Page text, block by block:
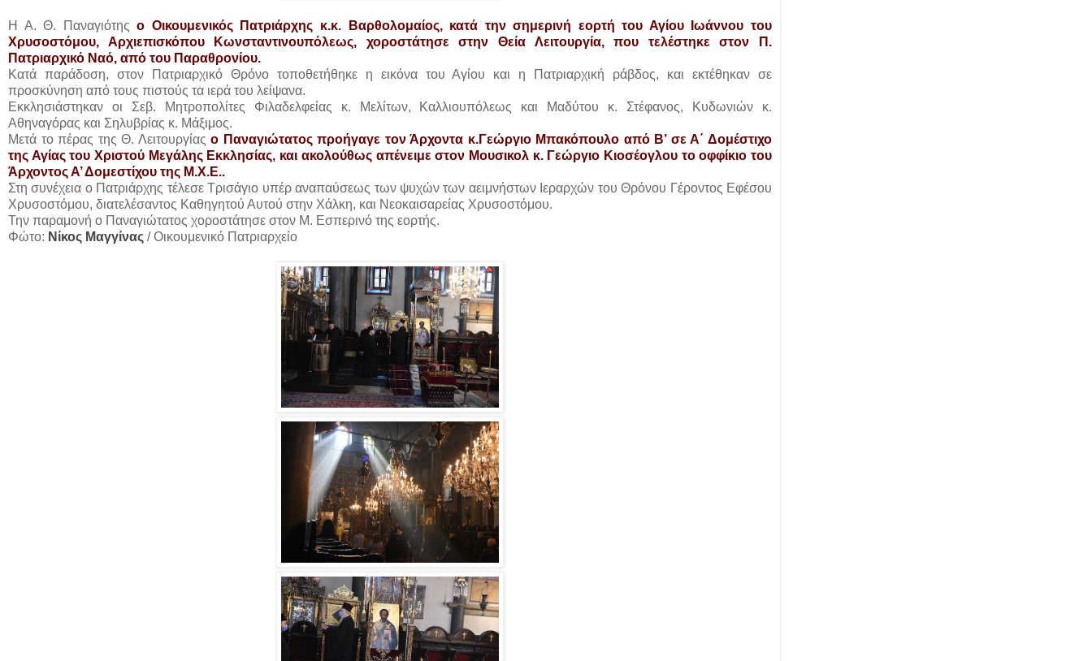
Η Α. Θ. Παναγιότηςο Οικουμενικός Πατριάρχης κ.κ. Βαρθολομαίος, κατά την σημερινή εορτή του Αγίου Ιωάννου του
Χρυσοστόμου, Αρχιεπισκόπου Κωνσταντινουπόλεως, χοροστάτησε στην Θεία Λειτουργία, που τελέστηκε στον Π.
Πατριαρχικό Ναό, από του Παραθρονίου.
Κατά παράδοση, στον Πατριαρχικό Θρόνο τοποθετήθηκε η εικόνα του Αγίου και η Πατριαρχική ράβδος, και εκτέθηκαν σε
προσκύνηση από τους πιστούς τα ιερά του λείψανα.
Εκκλησιάστηκαν οι Σεβ. Μητροπολίτες Φιλαδελφείας κ. Μελίτων, Καλλιουπόλεως και Μαδύτου κ. Στέφανος, Κυδωνιών κ.
Αθηναγόρας και Σηλυβρίας κ. Μάξιμος.
Μετά το πέρας της Θ. Λειτουργίαςο Παναγιώτατος προήγαγε τον Άρχοντα κ.Γεώργιο Μπακόπουλο από Β’ σε Α΄ Δομέστιχο
της Αγίας του Χριστού Μεγάλης Εκκλησίας, και ακολούθως απένειμε στον Μουσικολ κ. Γεώργιο Κιοσέογλου το οφφίκιο του
Άρχοντος Α’ Δομεστίχου της Μ.Χ.Ε..
Στη συνέχεια ο Πατριάρχης τέλεσε Τρισάγιο υπέρ αναπαύσεως των ψυχών των αειμνήστων Ιεραρχών του Θρόνου Γέροντος Εφέσου
Χρυσοστόμου, διατελέσαντος Καθηγητού Αυτού στην Χάλκη, και Νεοκαισαρείας Χρυσοστόμου.
Την παραμονή ο Παναγιώτατος χοροστάτησε στον Μ. Εσπερινό της εορτής.
Φώτο: Νίκος Μαγγίνας / Οικουμενικό Πατριαρχείο